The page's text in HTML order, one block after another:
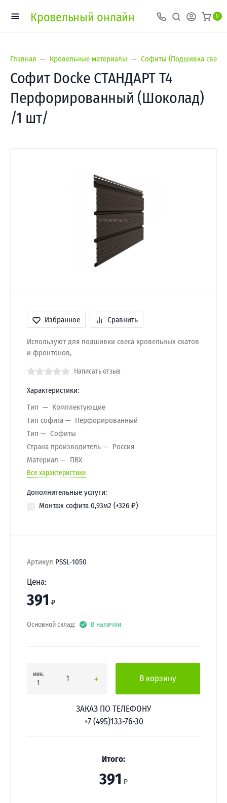
Кровельный онлайн 0
Главная Кровельные материалы Софиты (Подшивка
Софит Docke СТАНДАРТ Т4
Перфорированный (Шоколад)
/1 шт/
Избранное Сравнить
Используют для подшивки свеса кровельных скатов
и фронтонов,
Написать отзыв
Характеристики:
Тип
Комплектующие
Тип софита
Перфорированный
Тип
Софиты
Страна производитель
Россия
Материал
ПВХ
Все характеристики
Дополнительные услуги:
Монтаж софита 0,93м2 (+326 ₽)
Артикул PSSL-1050
Цена:
391 ₽
Основной склад: В наличии
мин.
1
В корзину
ЗАКАЗ ПО ТЕЛЕФОНУ
+7 (495)133-76-30
Итого:
391 ₽